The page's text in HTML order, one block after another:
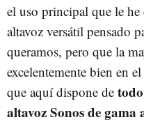
el uso principal que le he
altavoz versátil pensado
queramos, pero que la
excelentemente bien en
que aquí dispone de
altavoz Sonos de gama